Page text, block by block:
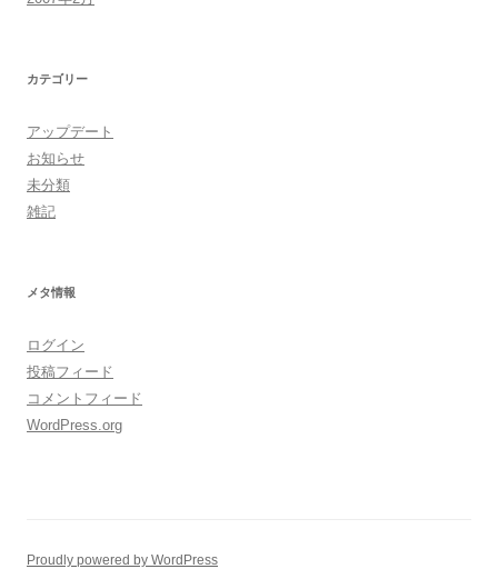
カテゴリー
アップデート
お知らせ
未分類
雑記
メタ情報
ログイン
投稿フィード
コメントフィード
WordPress.org
Proudly powered by WordPress